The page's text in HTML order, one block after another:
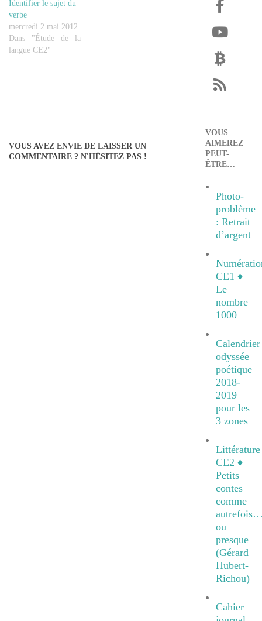
Identifier le sujet du
verbe
mercredi 2 mai 2012
Dans "Étude de la
langue CE2"
15
VOUS AVEZ ENVIE DE LAISSER UN
COMMENTAIRE ? N'HÉSITEZ PAS !
VOUS
AIMEREZ
PEUT-
ÊTRE…
Photo-
problème
: Retrait
d’argent
CE1 ♦
Le
nombre
1000
Calendrier
odyssée
poétique
2018-
2019
pour les
3 zones
Littérature
CE2 ♦
Petits
contes
comme
ou
presque
(Gérard
Hubert-
Richou)
Cahier